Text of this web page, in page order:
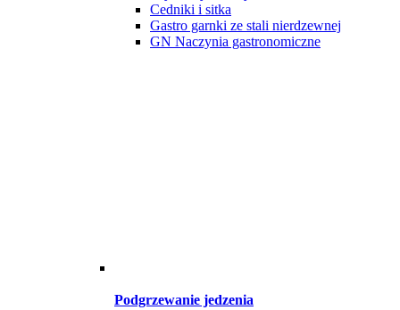
Cedniki i sitka
Gastro garnki ze stali nierdzewnej
GN Naczynia gastronomiczne
Podgrzewanie jedzenia